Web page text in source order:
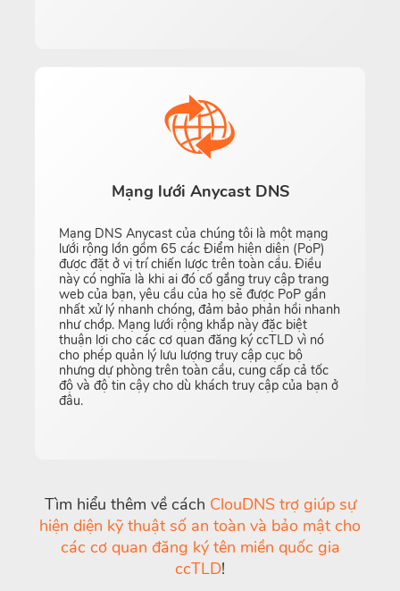
Mạng lưới Anycast DNS
Mạng DNS Anycast của chúng tôi là một mạng
lưới rộng lớn gồm 65 các Điểm hiện diện (PoP)
được đặt ở vị trí chiến lược trên toàn cầu. Điều
này có nghĩa là khi ai đó cố gắng truy cập trang
web của bạn, yêu cầu của họ sẽ được PoP gần
nhất xử lý nhanh chóng, đảm bảo phản hồi nhanh
như chớp. Mạng lưới rộng khắp này đặc biệt
thuận lợi cho các cơ quan đăng ký ccTLD vì nó
cho phép quản lý lưu lượng truy cập cục bộ
nhưng dự phòng trên toàn cầu, cung cấp cả tốc
độ và độ tin cậy cho dù khách truy cập của bạn ở
đâu.
Tìm hiểu thêm về cách ClouDNS trợ giúp sự
hiện diện kỹ thuật số an toàn và bảo mật cho
các cơ quan đăng ký tên miền quốc gia
ccTLD!